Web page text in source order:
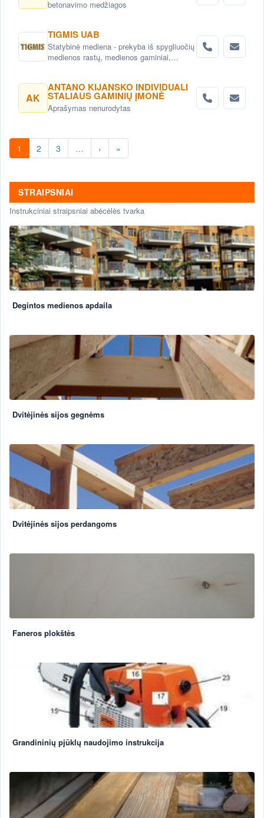
betonavimo medžiagos
TIGMIS UAB
Statybinė mediena - prekyba iš spygliuočių
medienos rastų, medienos gaminiai,
AK
ANTANO KIJANSKO INDIVIDUALI
STALIAUS GAMINIŲ ĮMONĖ
Aprašymas nenurodytas
1 2 3 … › »
STRAIPSNIAI
Instrukciniai straipsniai abėcėlės tvarka
Degintos medienos apdaila
Dvitėjinės sijos gegnėms
Dvitėjinės sijos perdangoms
Faneros plokštės
Grandininių pjūklų naudojimo instrukcija